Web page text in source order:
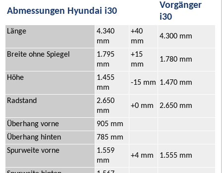
Abmessungen Hyundai i30
Vorgänger
i30
Länge
4.340
mm
+40
mm
4.300 mm
Breite ohne Spiegel
1.795
mm
+15
mm
1.780 mm
Höhe
1.455
mm
-15 mm 1.470 mm
Radstand
2.650
mm
+0 mm 2.650 mm
Überhang vorne
905 mm
Überhang hinten
785 mm
Spurweite vorne
1.559
mm
+4 mm 1.555 mm